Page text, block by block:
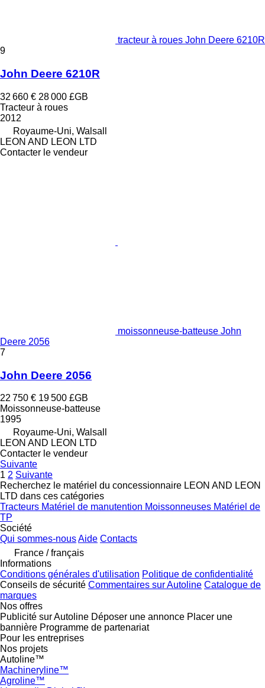
tracteur à roues John Deere 6210R
9
John Deere 6210R
32 660 € 28 000 £GB
Tracteur à roues
2012
Royaume-Uni, Walsall
LEON AND LEON LTD
Contacter le vendeur
moissonneuse-batteuse John
Deere 2056
7
John Deere 2056
22 750 € 19 500 £GB
Moissonneuse-batteuse
1995
Royaume-Uni, Walsall
LEON AND LEON LTD
Contacter le vendeur
Suivante
1 2 Suivante
Recherchez le matériel du concessionnaire LEON AND LEON
LTD dans ces catégories
Tracteurs Matériel de manutention Moissonneuses Matériel de
TP
Société
Qui sommes-nousAide Contacts
France / français
Informations
Conditions générales d'utilisation Politique de confidentialité
Conseils de sécurité Commentaires sur Autoline Catalogue de
marques
Nos offres
Publicité sur Autoline Déposer une annonce Placer une
bannière Programme de partenariat
Pour les entreprises
Nos projets
Autoline™
Machineryline™
Agroline™